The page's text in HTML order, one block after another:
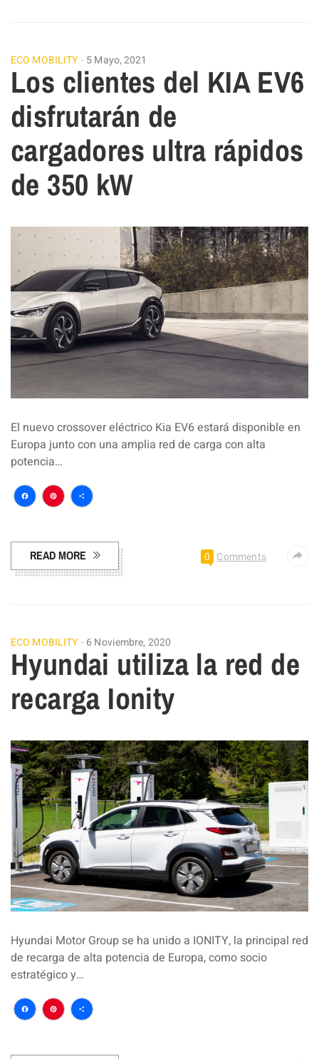
ECO MOBILITY 5 Mayo, 2021
Los clientes del KIA EV6
disfrutarán de
cargadores ultra rápidos
de 350 kW
El nuevo crossover eléctrico Kia EV6 estará disponible en
Europa junto con una amplia red de carga con alta
potencia…
Facebook
Pinterest
Compartir
READ MORE 0 Comments
ECO MOBILITY 6 Noviembre, 2020
Hyundai utiliza la red de
recarga Ionity
Hyundai Motor Group se ha unido a IONITY, la principal red
de recarga de alta potencia de Europa, como socio
estratégico y…
Facebook
Pinterest
Compartir